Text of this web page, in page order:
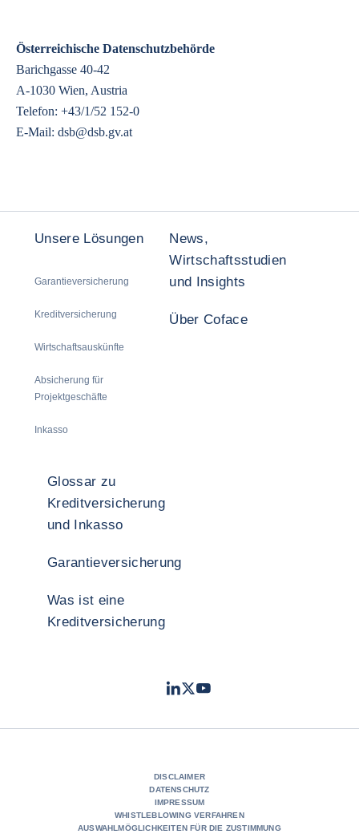
Österreichische Datenschutzbehörde
Barichgasse 40-42
A-1030 Wien, Austria
Telefon: +43/1/52 152-0
E-Mail: dsb@dsb.gv.at
Unsere Lösungen
Garantieversicherung
Kreditversicherung
Wirtschaftsauskünfte
Absicherung für
Projektgeschäfte
Inkasso
News,
Wirtschaftsstudien
und Insights
Über Coface
Glossar zu
Kreditversicherung
und Inkasso
Garantieversicherung
Was ist eine
Kreditversicherung
LinkedIn
TwitterYouTube
DISCLAIMER
DATENSCHUTZ
IMPRESSUM
WHISTLEBLOWING VERFAHREN
AUSWAHLMÖGLICHKEITEN FÜR DIE ZUSTIMMUNG